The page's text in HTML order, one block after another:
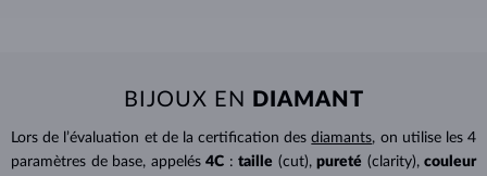
BIJOUX EN DIAMANT
Lors de l’évaluation et de la certification desdiamants, on utilise les 4
paramètres de base, appelés 4C : taille (cut), pureté (clarity), couleur